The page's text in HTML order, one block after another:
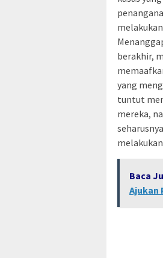
berakhir,
yang
tuntut
mereka,
Baca
Ajukan